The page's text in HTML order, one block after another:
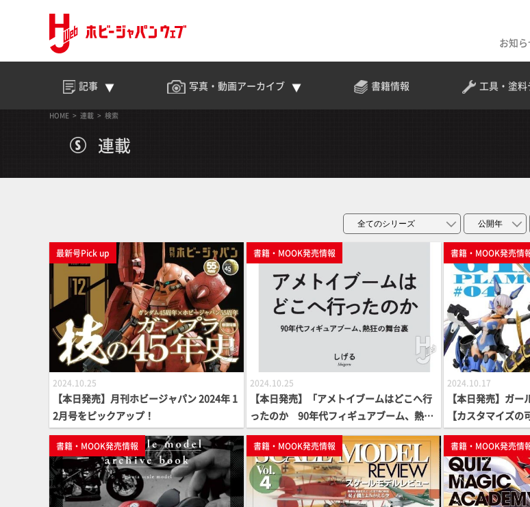
お知ら
記事 写真・動画アーカイブ 書籍情報 工具・塗料
HOME 連載 検索
連載
最新号Pick up
2024.10.25
【本日発売】月刊ホビージャパン 2024年 1
2月号をピックアップ！
書籍・MOOK発売情報
2024.10.25
【本日発売】「アメトイブームはどこへ行
ったのか 90年代フィギュアブーム、熱狂
の舞台裏」【エッセイ】
書籍・MOOK発売情
2024.10.17
【本日発売】ガ
【カスタマイズの
書籍・MOOK発売情報 書籍・MOOK発売情報 書籍・MOOK発売情